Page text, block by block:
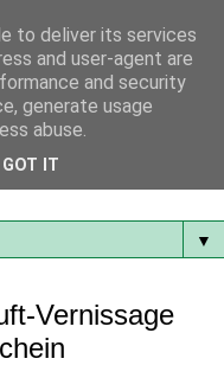
immer auf dem
▼
Vernissage
to deliver its services
and user-agent are
and security
generate usage
abuse.
GOT IT